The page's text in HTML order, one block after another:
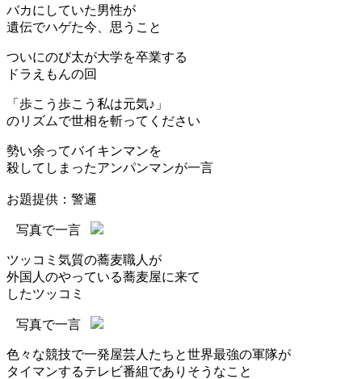
バカにしていた男性が
遺伝でハゲた今、思うこと
ついにのび太が大学を卒業する
ドラえもんの回
「歩こう歩こう私は元気♪」
のリズムで世相を斬ってください
勢い余ってバイキンマンを
殺してしまったアンパンマンが一言
お題提供：警邏
写真で一言
ツッコミ気質の蕎麦職人が
外国人のやっている蕎麦屋に来て
したツッコミ
写真で一言
色々な競技で一発屋芸人たちと世界最強の軍隊が
タイマンするテレビ番組でありそうなこと